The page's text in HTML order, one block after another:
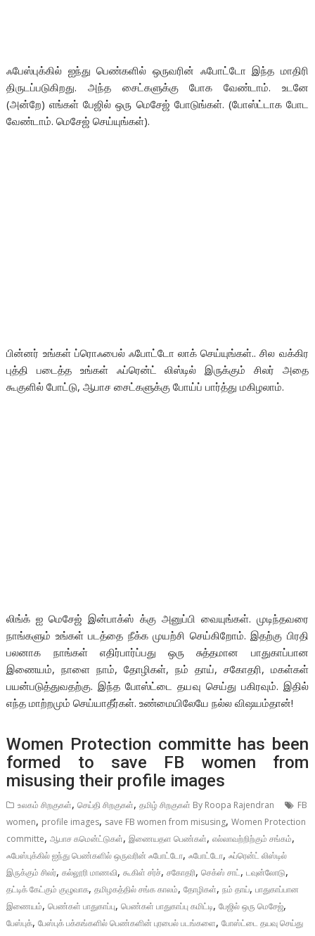
ஃபேஸ்புக்கில் ஐந்து பெண்களில் ஒருவரின் ஃபோட்டோ இந்த மாதிரி
திருடப்படுகிறது. அந்த சைட்களுக்கு போக வேண்டாம். உடனே
(அன்றே) எங்கள் பேஜில் ஒரு மெசேஜ் போடுங்கள். (போஸ்ட்டாக போட
வேண்டாம். மெசேஜ் செய்யுங்கள்).
பின்னர் உங்கள் ப்ரொஃபைல் ஃபோட்டோ லாக் செய்யுங்கள்.. சில வக்கிர
புத்தி படைத்த உங்கள் ஃப்ரென்ட் லிஸ்டில் இருக்கும் சிலர் அதை
கூகுளில் போட்டு, ஆபாச சைட்களுக்கு போய்ப் பார்த்து மகிழலாம்.
லிங்க் ஐ மெசேஜ் இன்பாக்ஸ் க்கு அனுப்பி வையுங்கள். முடிந்தவரை
நாங்களும் உங்கள் படத்தை நீக்க முயற்சி செய்கிறோம். இதற்கு பிரதி
பலனாக நாங்கள் எதிர்பார்ப்பது ஒரு சுத்தமான பாதுகாப்பான
இணையம், நாளை நாம், தோழிகள், நம் தாய், சகோதரி, மகள்கள்
பயன்படுத்துவதற்கு. இந்த போஸ்ட்டை தயவு செய்து பகிரவும். இதில்
எந்த மாற்றமும் செய்யாதீர்கள். உண்மையிலேயே நல்ல விஷயம்தான்!
Women Protection committe has been
formed to save FB women from
misusing their profile images
உலகம் சிறகுகள்,செய்தி சிறகுகள்,தமிழ் சிறகுகள் By Roopa Rajendran
FB
women, profile images, save FB women from misusing,Women Protection
committe,ஆபாச கமென்ட்டுகள்,இணையதள பெண்கள்,எல்லாவற்றிற்கும் சங்கம்,
ஃபேஸ்புக்கில் ஐந்து பெண்களில் ஒருவரின் ஃபோட்டோ,ஃபோட்டோ,ஃப்ரென்ட் லிஸ்டில்
இருக்கும் சிலர்,கல்லூரி மாணவி,கூகிள் சர்ச்,சகோதரி,செக்ஸ் சாட்,டவுன்லோடு,
தட்டிக் கேட்கும் குழுவாக,தமிழகத்தில் சங்க காலம்,தோழிகள்,நம் தாய்,பாதுகாப்பான
இணையம்,பெண்கள் பாதுகாப்பு,பெண்கள் பாதுகாப்பு கமிட்டி,பேஜில் ஒரு மெசேஜ்,
பேஸ்புக்,பேஸ்புக் பக்கங்களில் பெண்களின் புரபைல் படங்களை,போஸ்ட்டை தயவு செய்து